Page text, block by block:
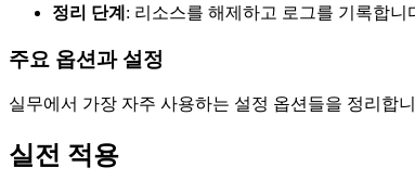
정리 단계 : 리소스를 해제하고 로그를 기록합니
주요 옵션과 설정
실무에서 가장 자주 사용하는 설정 옵션들을 정리합
실전 적용